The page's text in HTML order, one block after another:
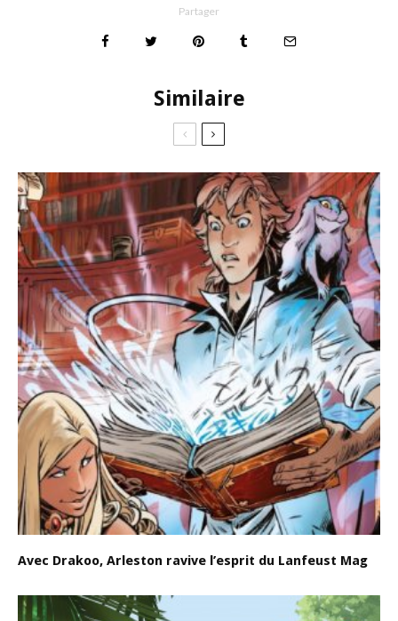
Partager
Similaire
Avec Drakoo, Arleston ravive l’esprit du Lanfeust Mag